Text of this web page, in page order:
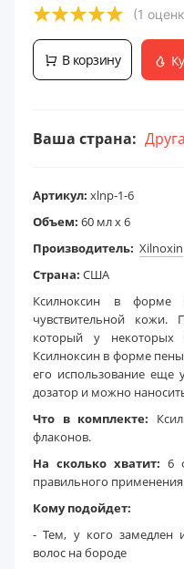
(1
В корзину
Ваша страна:
Артикул: xlnp-1-6
Объем: 60 мл х 6
Производитель: Xilnoxin
Страна: США
Ксилноксин в форме
чувствительной кожи.
который у
Ксилноксин в форме пены
его использование еще
дозатор и можно
Что в комплекте:
флаконов.
На сколько хватит: 6
правильного
Кому подойдет:
- Тем, у кого замедлен
волос на бороде